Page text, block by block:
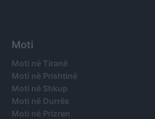
Moti
Moti në Tiranë
Moti në Prishtinë
Moti në Shkup
Moti në Durrës
Moti në Prizren